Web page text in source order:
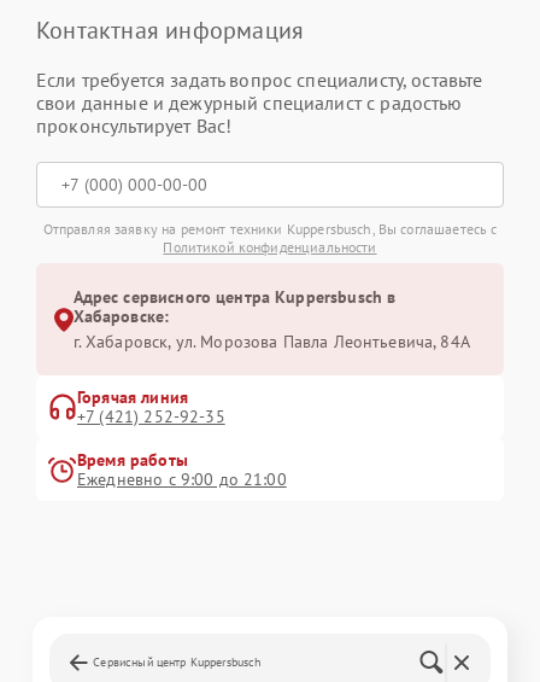
Контактная информация
Если требуется задать вопрос специалисту, оставьте
свои данные и дежурный специалист с радостью
проконсультирует Вас!
Отправляя заявку на ремонт техники Kuppersbusch, Вы соглашаетесь с
Политикой конфиденциальности
Адрес сервисного центра Kuppersbusch в
Хабаровске:
г. Хабаровск, ул. Морозова Павла Леонтьевича, 84А
Горячая линия
+7 (421) 252-92-35
Время работы
Ежедневно с 9:00 до 21:00
Сервисный центр Kuppersbusch